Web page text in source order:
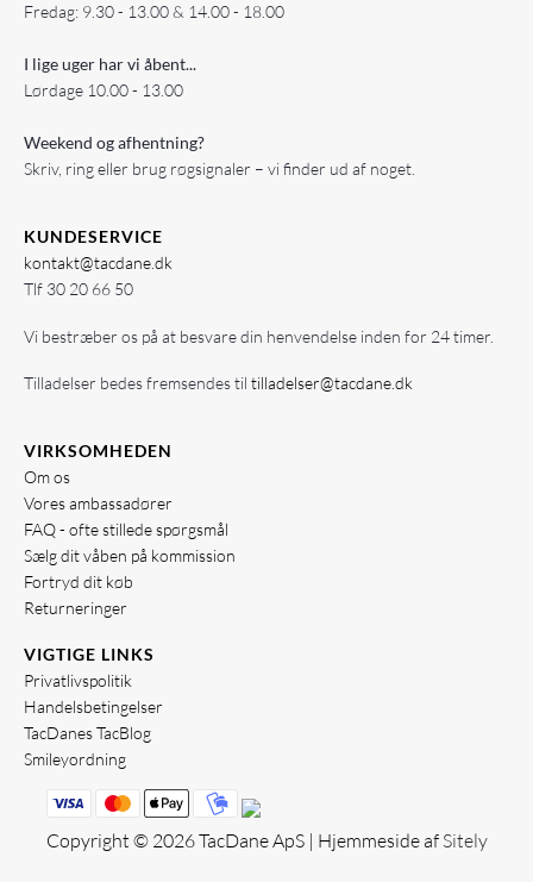
Fredag: 9.30 - 13.00 & 14.00 - 18.00
I lige uger har vi åbent...
Lørdage 10.00 - 13.00
Weekend og afhentning?
Skriv, ring eller brug røgsignaler – vi finder ud af noget.
KUNDESERVICE
kontakt@tacdane.dk
Tlf 30 20 66 50
Vi bestræber os på at besvare din henvendelse inden for 24 timer.
Tilladelser bedes fremsendes til tilladelser@tacdane.dk
VIRKSOMHEDEN
Om os
Vores ambassadører
FAQ - ofte stillede spørgsmål
Sælg dit våben på kommission
Fortryd dit køb
Returneringer
VIGTIGE LINKS
Privatlivspolitik
Handelsbetingelser
TacDanes TacBlog
Smileyordning
Copyright © 2026 TacDane ApS | Hjemmeside af Sitely